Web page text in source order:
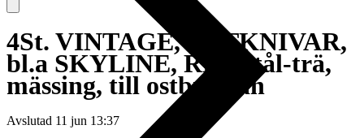
4St. VINTAGE, OSTKNIVAR,
bl.a SKYLINE, RFR stål-trä,
mässing, till ostbrickan
Avslutad 11 jun 13:37